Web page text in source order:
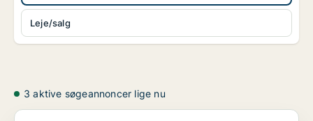
Leje/salg
3 aktive søgeannoncer lige nu